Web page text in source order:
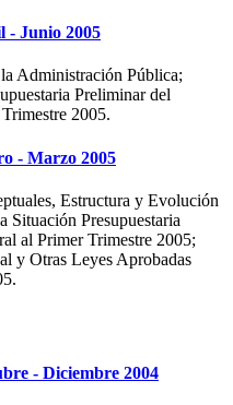
- Junio 2005
Administración Pública;
Preliminar del
2005.
- Marzo 2005
Estructura y Evolución
Situación Presupuestaria
al Primer Trimestre 2005;
y Otras Leyes Aprobadas
- Diciembre 2004